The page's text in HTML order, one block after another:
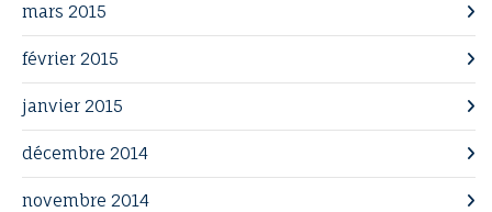
mars 2015
février 2015
janvier 2015
décembre 2014
novembre 2014